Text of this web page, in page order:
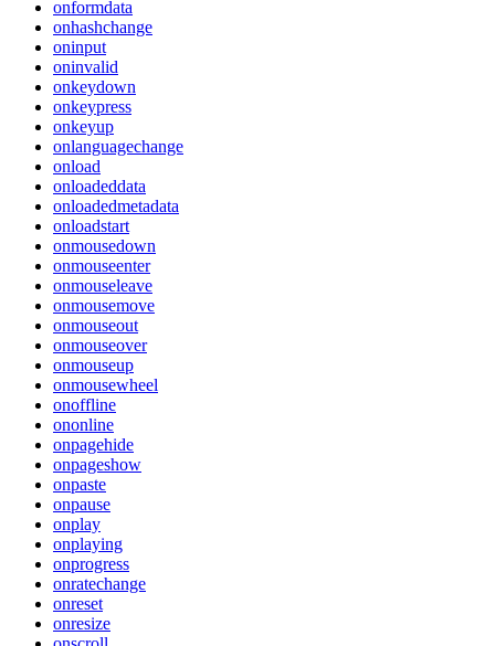
onformdata
onhashchange
oninput
oninvalid
onkeydown
onkeypress
onkeyup
onlanguagechange
onload
onloadeddata
onloadedmetadata
onloadstart
onmousedown
onmouseenter
onmouseleave
onmousemove
onmouseout
onmouseover
onmouseup
onmousewheel
onoffline
ononline
onpagehide
onpageshow
onpaste
onpause
onplay
onplaying
onprogress
onratechange
onreset
onresize